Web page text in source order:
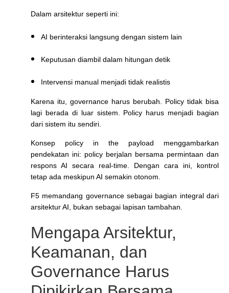
Dalam arsitektur seperti ini:
AI berinteraksi langsung dengan sistem lain
Keputusan diambil dalam hitungan detik
Intervensi manual menjadi tidak realistis
Karena itu, governance harus berubah. Policy tidak bisa
lagi berada di luar sistem. Policy harus menjadi bagian
dari sistem itu sendiri.
Konsep policy in the payload menggambarkan
pendekatan ini: policy berjalan bersama permintaan dan
respons AI secara real-time. Dengan cara ini, kontrol
tetap ada meskipun AI semakin otonom.
F5 memandang governance sebagai bagian integral dari
arsitektur AI, bukan sebagai lapisan tambahan.
Mengapa Arsitektur,
Keamanan, dan
Governance Harus